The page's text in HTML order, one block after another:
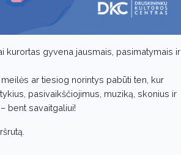
kurortas gyvena jausmais, pasimatymais ir
ar tiesiog norintys pabūti ten, kur
pasivaikščiojimus, muziką, skonius ir
bent savaitgaliui!